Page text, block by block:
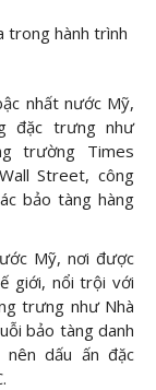
trong hành trình
nhất nước Mỹ,
đặc trưng như
trường Times
Street, công
bảo tàng hàng
Mỹ, nơi được
giới, nổi trội với
trưng như Nhà
bảo tàng danh
nên dấu ấn đặc